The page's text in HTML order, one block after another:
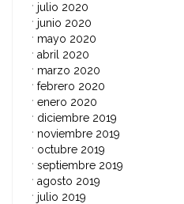
julio 2020
junio 2020
mayo 2020
abril 2020
marzo 2020
febrero 2020
enero 2020
diciembre 2019
noviembre 2019
octubre 2019
septiembre 2019
agosto 2019
julio 2019